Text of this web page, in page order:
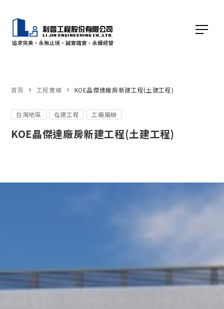
台灣地區 在建工程 工廠廠辦
KOE晶傑達廠房新建工程(土建工程)
首頁 工程實績 KOE晶傑達廠房新建工程(土建工程)